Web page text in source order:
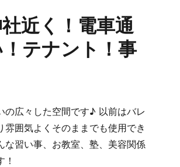
近く！電車通
！テナント！事
の広々した空間です♪ 以前はバレ
雰囲気よくそのままでも使用でき
な習い事、お教室、塾、美容関係